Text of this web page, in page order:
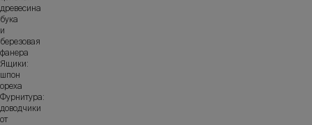
древесина
бука
и
березовая
фанера
Ящики:
шпон
ореха
Фурнитура:
доводчики
от